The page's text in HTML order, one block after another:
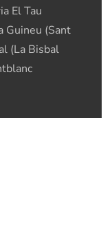
El Tau
Guineu (Sant
(La Bisbal